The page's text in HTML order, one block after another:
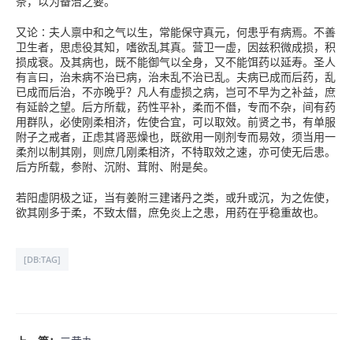
又论∶夫人禀中和之气以生，常能保守真元，何患乎有病焉。不善
卫生者，思虑役其知，嗜欲乱其真。营卫一虚，因兹积微成损，积
损成衰。及其病也，既不能御气以全身，又不能饵药以延寿。圣人
有言曰，治未病不治已病，治未乱不治已乱。夫病已成而后药，乱
已成而后治，不亦晚乎？凡人有虚损之病，岂可不早为之补益，庶
有延龄之望。后方所载，药性平补，柔而不僭，专而不杂，间有药
用群队，必使刚柔相济，佐使合宜，可以取效。前贤之书，有单服
附子之戒者，正虑其肾恶燥也，既欲用一刚剂专而易效，须当用一
柔剂以制其刚，则庶几刚柔相济，不特取效之速，亦可使无后患。
后方所载，参附、沉附、茸附、附是矣。
若阳虚阴极之证，当有姜附三建诸丹之类，或升或沉，为之佐使，
欲其刚多于柔，不致太僭，庶免炎上之患，用药在乎稳重故也。
[DB:TAG]